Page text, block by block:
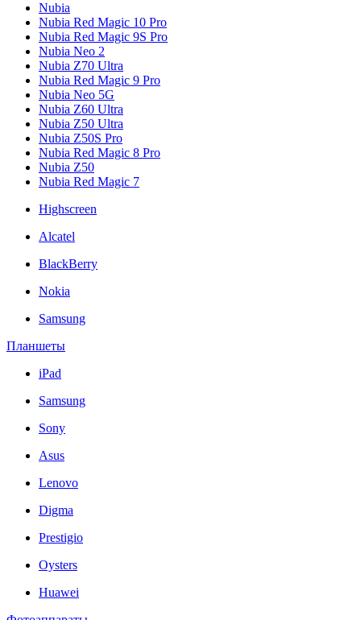
Nubia
Nubia Red Magic 10 Pro
Nubia Red Magic 9S Pro
Nubia Neo 2
Nubia Z70 Ultra
Nubia Red Magic 9 Pro
Nubia Neo 5G
Nubia Z60 Ultra
Nubia Z50 Ultra
Nubia Z50S Pro
Nubia Red Magic 8 Pro
Nubia Z50
Nubia Red Magic 7
Highscreen
Alcatel
BlackBerry
Nokia
Samsung
Планшеты
iPad
Samsung
Sony
Asus
Lenovo
Digma
Prestigio
Oysters
Huawei